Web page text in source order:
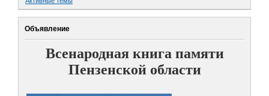
Объявление
Всенародная книга памяти
Пензенской области